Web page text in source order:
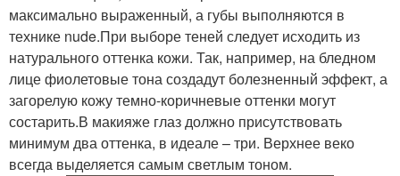
максимально выраженный, а губы выполняются в
технике nude.При выборе теней следует исходить из
натурального оттенка кожи. Так, например, на бледном
лице фиолетовые тона создадут болезненный эффект, а
загорелую кожу темно-коричневые оттенки могут
состарить.В макияже глаз должно присутствовать
минимум два оттенка, в идеале – три. Верхнее веко
всегда выделяется самым светлым тоном.